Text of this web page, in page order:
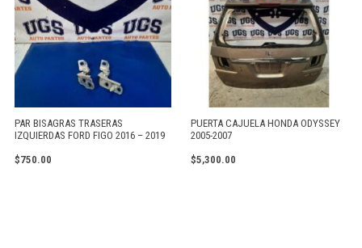
PAR BISAGRAS TRASERAS
IZQUIERDAS FORD FIGO 2016 – 2019
$750.00
PUERTA CAJUELA HONDA ODYSSEY
2005-2007
$5,300.00